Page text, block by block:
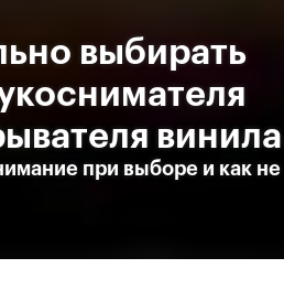
выбирать
винила
при выборе и как не